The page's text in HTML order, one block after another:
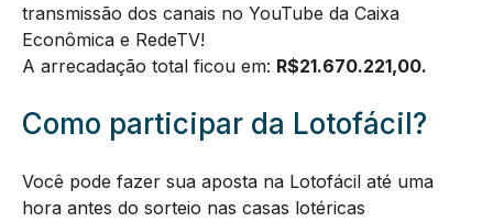
transmissão dos canais no YouTube da Caixa
Econômica e RedeTV!
A arrecadação total ficou em: R$21.670.221,00.
Como participar da Lotofácil?
Você pode fazer sua aposta na Lotofácil até uma
hora antes do sorteio nas casas lotéricas